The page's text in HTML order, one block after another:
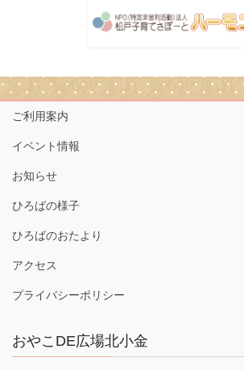
ご利用案内
イベント情報
お知らせ
ひろばの様子
ひろばのおたより
アクセス
プライバシーポリシー
おやこDE広場北小金